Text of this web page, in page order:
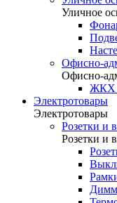
Уличное
Офисно-
Офисно-
ЖКХ
Электротовары
Электротовары
Розетки и
Розетки и